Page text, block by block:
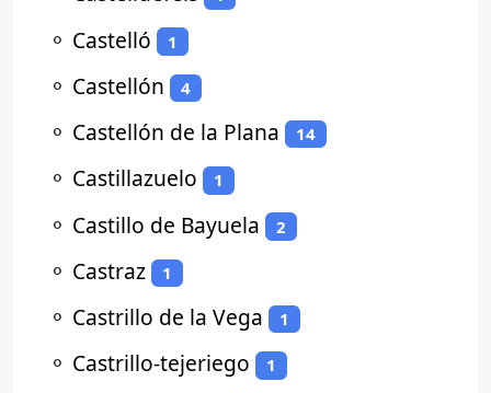
⚬ Castelló 1
⚬ Castellón 4
⚬ Castellón de la Plana 14
⚬ Castillazuelo 1
⚬ Castillo de Bayuela 2
⚬ Castraz 1
⚬ Castrillo de la Vega 1
⚬ Castrillo-tejeriego 1